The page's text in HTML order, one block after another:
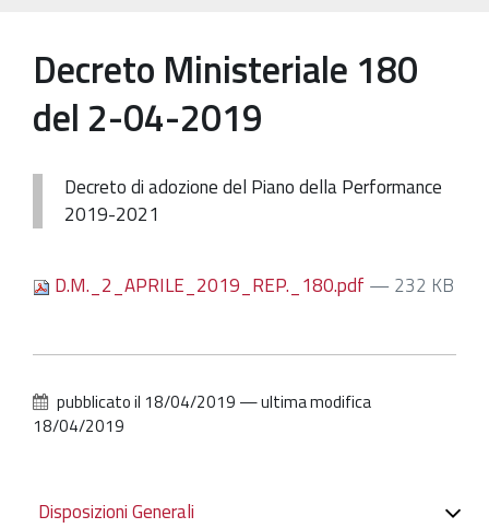
Ufficio Esportazione
Ufficio Tutela
Decreto Ministeriale 180
del 2-04-2019
Decreto di adozione del Piano della Performance
2019-2021
D.M._2_APRILE_2019_REP._180.pdf — 232 KB
pubblicato il 18/04/2019 —ultima modifica
18/04/2019
Navigazione
Disposizioni Generali